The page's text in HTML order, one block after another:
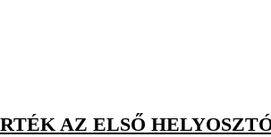
AZ ELSŐ